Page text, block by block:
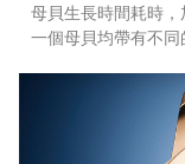
母貝生長時間耗時
一個母貝均帶有不同